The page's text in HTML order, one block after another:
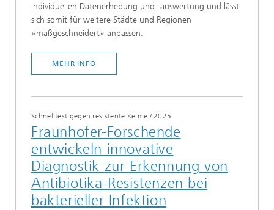
individuellen Datenerhebung und -auswertung und lässt
sich somit für weitere Städte und Regionen
»maßgeschneidert« anpassen.
MEHR INFO
Schnelltest gegen resistente Keime /2025
Fraunhofer-Forschende
entwickeln innovative
Diagnostik zur Erkennung von
Antibiotika-Resistenzen bei
bakterieller Infektion